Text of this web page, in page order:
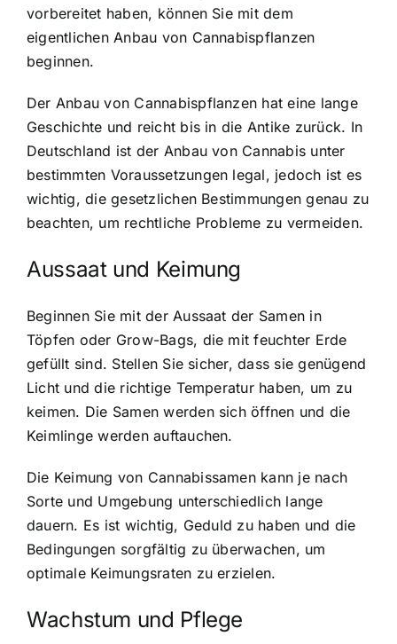
vorbereitet haben, können Sie mit dem
eigentlichen Anbau von Cannabispflanzen
beginnen.
Der Anbau von Cannabispflanzen hat eine lange
Geschichte und reicht bis in die Antike zurück. In
Deutschland ist der Anbau von Cannabis unter
bestimmten Voraussetzungen legal, jedoch ist es
wichtig, die gesetzlichen Bestimmungen genau zu
beachten, um rechtliche Probleme zu vermeiden.
Aussaat und Keimung
Beginnen Sie mit der Aussaat der Samen in
Töpfen oder Grow-Bags, die mit feuchter Erde
gefüllt sind. Stellen Sie sicher, dass sie genügend
Licht und die richtige Temperatur haben, um zu
keimen. Die Samen werden sich öffnen und die
Keimlinge werden auftauchen.
Die Keimung von Cannabissamen kann je nach
Sorte und Umgebung unterschiedlich lange
dauern. Es ist wichtig, Geduld zu haben und die
Bedingungen sorgfältig zu überwachen, um
optimale Keimungsraten zu erzielen.
Wachstum und Pflege